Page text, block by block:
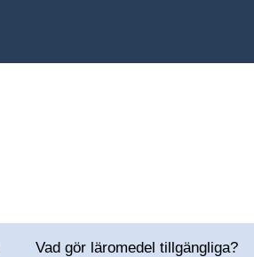
Vad gör läromedel tillgängliga?